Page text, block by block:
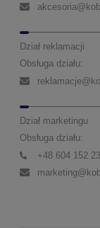
Dział reklamacji
Obsługa działu:
Dział marketingu
Obsługa działu:
+48 604 152